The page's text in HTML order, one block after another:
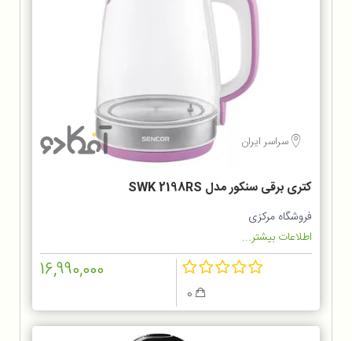
سراسر ایران
کتری برقی سنکور مدل SWK 2198RS
فروشگاه مرکزی
اطلاعات بیشتر...
16,990,000